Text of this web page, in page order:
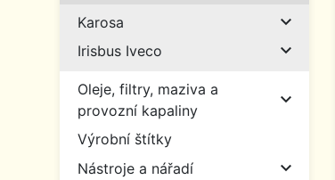
Karosa 
Irisbus Iveco 
Oleje, filtry, maziva a
provozní kapaliny

Výrobní štítky
Nástroje a nářadí
